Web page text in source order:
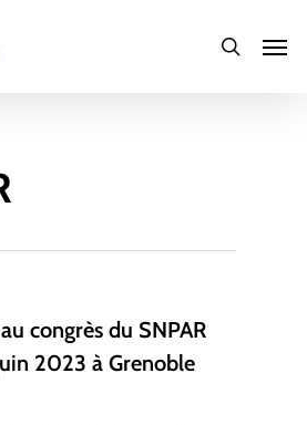
search
congrès du SNPAR
2023 à Grenoble